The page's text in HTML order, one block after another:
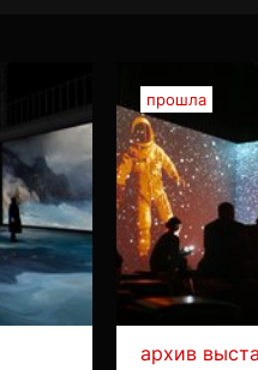
прошла
архив